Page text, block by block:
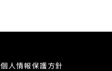
個人情報保護方針